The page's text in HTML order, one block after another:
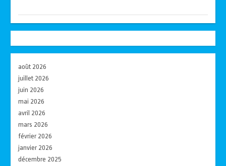
août 2026
juillet 2026
juin 2026
mai 2026
avril 2026
mars 2026
février 2026
janvier 2026
décembre 2025